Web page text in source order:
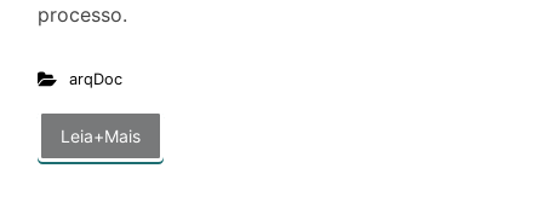
processo.
arqDoc
Leia+Mais